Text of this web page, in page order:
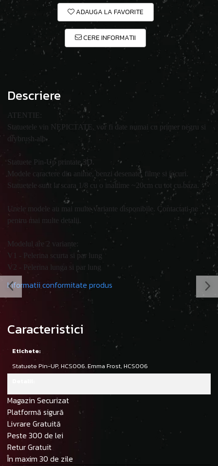
ADAUGA LA FAVORITE
CERE INFORMATII
Descriere
ATENTIE:
Statuetele vin NEPICTATE, vor fi date numai cu primer negru si
drybrush alb.
Statuete Pin-Up printate 3D.
Modele caractere din anime, benzi desenate, filme si jocuri.
Statuetele sunt la scara 1/8 cu o inaltime ~20cm cu tot cu baza.
Unele modele au mai multe variante disponibile. Contactati-ne
pentru mai multe detalii.
Modelul are 2 variante:
V1 - Pelerina scurta si par lung
V2 - Pelerina lunga si par lung
Informatii conformitate produs
Caracteristici
Etichete:
Statuete Pin-UP, HCS006. Emma Frost, HCS006
Magazin Securizat
Platformă sigură
Livrare Gratuită
Peste 300 de lei
Retur Gratuit
În maxim 30 de zile